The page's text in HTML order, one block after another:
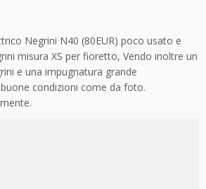
Negrini N40 (80EUR) poco usato e
misura XS per fioretto, Vendo inoltre un
e una impugnatura grande
condizioni come da foto.